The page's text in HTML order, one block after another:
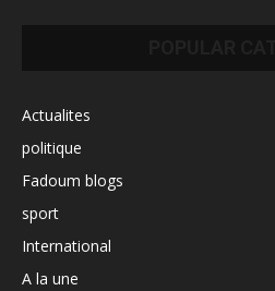
Actualites
politique
Fadoum blogs
sport
International
A la une